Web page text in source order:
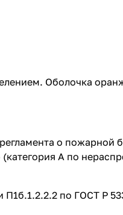
Оболочка
о пожарной
А по
по ГОСТ Р